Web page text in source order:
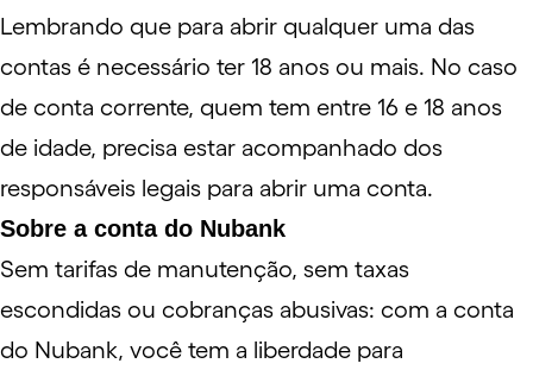
Lembrando que para abrir qualquer uma das
contas é necessário ter 18 anos ou mais. No caso
de conta corrente, quem tem entre 16 e 18 anos
de idade, precisa estar acompanhado dos
responsáveis legais para abrir uma conta.
Sobre a conta do Nubank
Sem tarifas de manutenção, sem taxas
escondidas ou cobranças abusivas: com a conta
do Nubank, você tem a liberdade para